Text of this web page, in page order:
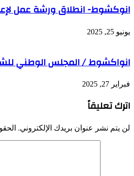
انوكشوط- انطلاق ورشة عمل
يونيو 25, 2025
انواكشوط / المجلس الوطني
فبراير 27, 2025
اترك تعليقاً
لن يتم نشر عنوان بريدك الإلكتروني.